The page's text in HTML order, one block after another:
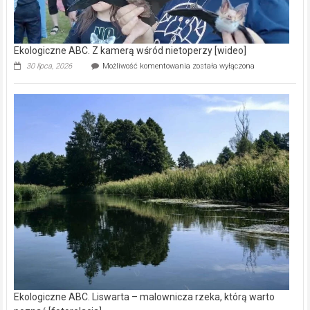
Ekologiczne ABC. Z kamerą wśród nietoperzy [wideo]
30 lipca, 2026 Możliwość komentowania Ekologiczne
kamerą
wśród
została wyłączona
Ekologiczne ABC. Liswarta – malownicza rzeka, którą warto